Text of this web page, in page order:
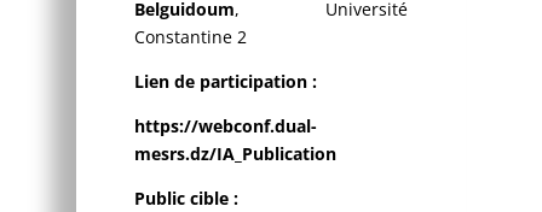
Belguidoum, Université
Constantine 2
Lien de participation :
https://webconf.dual-
mesrs.dz/IA_Publication
Public cible :